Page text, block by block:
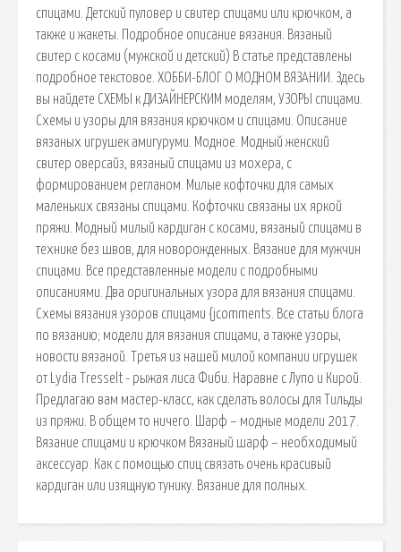
спицами. Детский пуловер и свитер спицами или крючком, а
также и жакеты. Подробное описание вязания. Вязаный
свитер с косами (мужской и детский) В статье представлены
подробное текстовое. ХОББИ-БЛОГ О МОДНОМ ВЯЗАНИИ. Здесь
вы найдете СХЕМЫ к ДИЗАЙНЕРСКИМ моделям, УЗОРЫ спицами.
Схемы и узоры для вязания крючком и спицами. Описание
вязаных игрушек амигуруми. Модное. Модный женский
свитер оверсайз, вязаный спицами из мохера, с
формированием регланом. Милые кофточки для самых
маленьких связаны спицами. Кофточки связаны их яркой
пряжи. Модный милый кардиган с косами, вязаный спицами в
технике без швов, для новорожденных. Вязание для мужчин
спицами. Все представленные модели с подробными
описаниями. Два оригинальных узора для вязания спицами.
Схемы вязания узоров спицами {jcomments. Все статьи блога
по вязанию; модели для вязания спицами, а также узоры,
новости вязаной. Третья из нашей милой компании игрушек
от Lydia Tresselt - рыжая лиса Фиби. Наравне с Лупо и Кирой.
Предлагаю вам мастер-класс, как сделать волосы для Тильды
из пряжи. В общем то ничего. Шарф – модные модели 2017.
Вязание спицами и крючком Вязаный шарф – необходимый
аксессуар. Как с помощью спиц связать очень красивый
кардиган или изящную тунику. Вязание для полных.